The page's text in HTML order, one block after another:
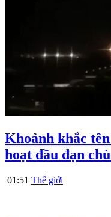
Khoảnh khắc
hoạt đầu đạn
01:51 Thế giới